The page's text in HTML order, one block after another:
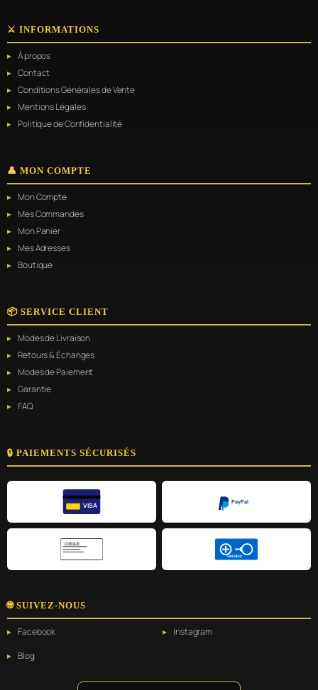
Les
options
peuvent
être
sur
la
page
⚔️ INFORMATIONS
À propos
Contact
Conditions Générales de Vente
Mentions Légales
Politique de Confidentialité
👤 MON COMPTE
Mon Compte
Mes Commandes
Mon Panier
Mes Adresses
Boutique
📦 SERVICE CLIENT
Modes de Livraison
Retours & Échanges
Modes de Paiement
Garantie
FAQ
🔒 PAIEMENTS SÉCURISÉS
VISA
PayPal
CHÈQUE
VIREMENT
🌐 SUIVEZ-NOUS
Facebook
Instagram
Blog